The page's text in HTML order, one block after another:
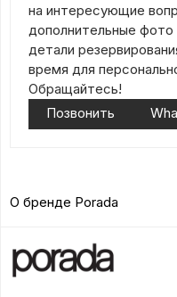
на интересующие
дополнительные
детали
время для
Обращайтесь!
Позвонить
О бренде Porada